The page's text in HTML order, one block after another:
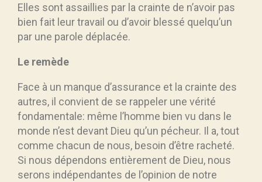
Elles sont assaillies par la crainte de n’avoir pas
bien fait leur travail ou d’avoir blessé quelqu’un
par une parole déplacée.
Le remède
Face à un manque d’assurance et la crainte des
autres, il convient de se rappeler une vérité
fondamentale: même l’homme bien vu dans le
monde n’est devant Dieu qu’un pécheur. Il a, tout
comme chacun de nous, besoin d’être racheté.
Si nous dépendons entièrement de Dieu, nous
serons indépendantes de l’opinion de notre